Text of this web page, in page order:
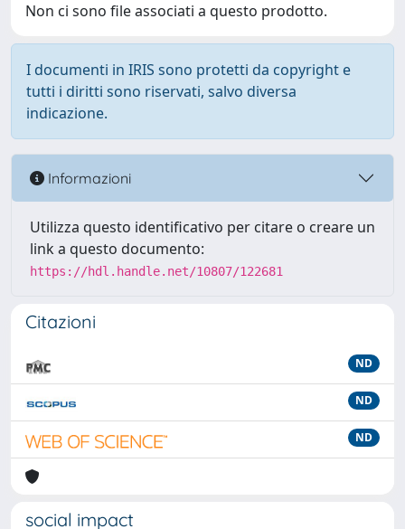
Non ci sono file associati a questo prodotto.
I documenti in IRIS sono protetti da copyright e
tutti i diritti sono riservati, salvo diversa
indicazione.
Informazioni
Utilizza questo identificativo per citare o creare un
link a questo documento:
https://hdl.handle.net/10807/122681
Citazioni
ND
ND
ND
social impact